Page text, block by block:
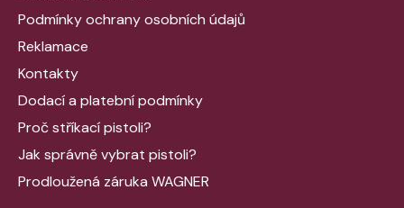
Podmínky ochrany osobních údajů
Reklamace
Kontakty
Dodací a platební podmínky
Proč stříkací pistoli?
Jak správně vybrat pistoli?
Prodloužená záruka WAGNER